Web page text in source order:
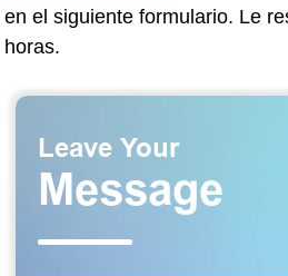
en el siguiente formulario. Le
horas.